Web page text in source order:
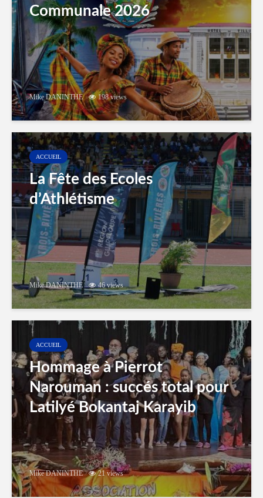
Communale 2026
Mike DANINTHE 198 views
ACCUEIL
La Fête des Ecoles
d’Athlétisme
Mike DANINTHE 46 views
ACCUEIL
Hommage à Pierrot
Narouman : succés total pour
Latilyé Bokantaj Karayib
Mike DANINTHE 21 views